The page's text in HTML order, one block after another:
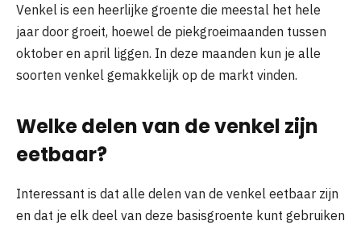
Venkel is een heerlijke groente die meestal het hele
jaar door groeit, hoewel de piekgroeimaanden tussen
oktober en april liggen. In deze maanden kun je alle
soorten venkel gemakkelijk op de markt vinden.
Welke delen van de venkel zijn
eetbaar?
Interessant is dat alle delen van de venkel eetbaar zijn
en dat je elk deel van deze basisgroente kunt gebruiken